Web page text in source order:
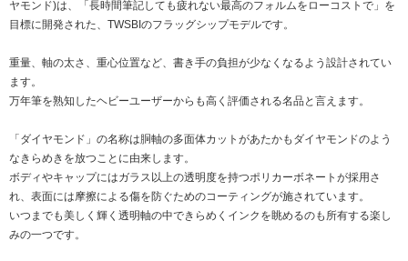
ヤモンド)は、「長時間筆記しても疲れない最高のフォルムをローコストで」を
目標に開発された、TWSBIのフラッグシップモデルです。
重量、軸の太さ、重心位置など、書き手の負担が少なくなるよう設計されてい
ます。
万年筆を熟知したヘビーユーザーからも高く評価される名品と言えます。
「ダイヤモンド」の名称は胴軸の多面体カットがあたかもダイヤモンドのよう
なきらめきを放つことに由来します。
ボディやキャップにはガラス以上の透明度を持つポリカーボネートが採用さ
れ、表面には摩擦による傷を防ぐためのコーティングが施されています。
いつまでも美しく輝く透明軸の中できらめくインクを眺めるのも所有する楽し
みの一つです。